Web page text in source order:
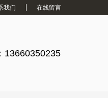
我们 在线留言
13660350235